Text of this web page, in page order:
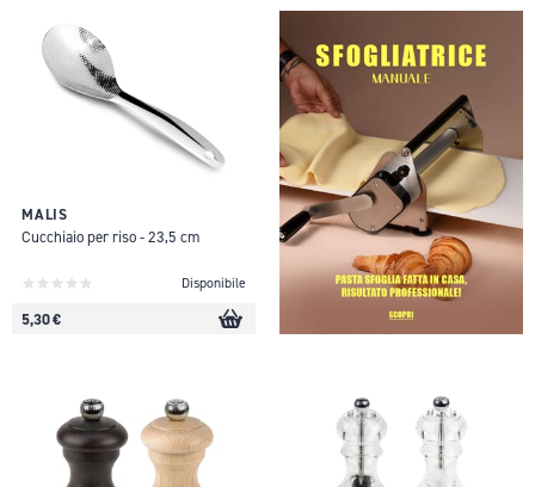
MALIS
Cucchiaio per riso - 23,5 cm
Disponibile
5,30 €